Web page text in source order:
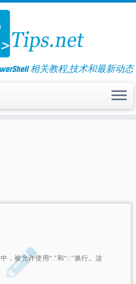
相关教程,技术和最新动态
，被允许使用“.”和“::”换行。这